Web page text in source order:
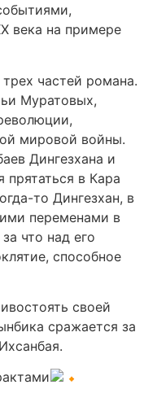
века на примере
частей романа.
Муратовых,
мировой войны.
Дингезхана и
в Кара
то Дингезхан, в
переменами в
что над его
способное
своей
сражается за